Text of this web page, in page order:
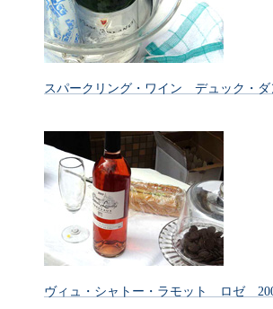
スパークリング・ワイン デュック・
ヴィュ・シャトー・ラモット ロゼ